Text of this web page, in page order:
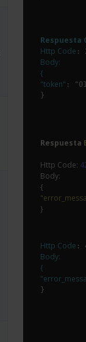
Respuesta
Http Code
Body:
{
"token" :
Respuesta
Http Code:
Body:
Http Code
Body:
{